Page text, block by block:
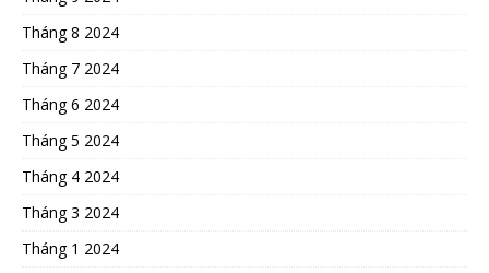
Tháng 8 2024
Tháng 7 2024
Tháng 6 2024
Tháng 5 2024
Tháng 4 2024
Tháng 3 2024
Tháng 1 2024